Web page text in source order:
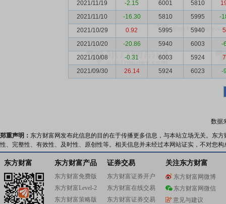
2021/11/19
-2.15 6001 5810
2021/11/10
-16.30 5810 5995
-
2021/10/29
0.92 5995 5940
2021/10/20
-20.86 5940 6003
-
2021/10/08
-0.31 6003 5924
2021/09/30
26.14 5924 6023 -
数据
郑重声明： 东方财富网发布此信息的目的在于传播更多信息，与本站立场无关。东
性、完整性、有效性、及时性、原创性等。相关信息并未经过本网站证实，不对您
东方财富 东方财富产品
东方财富免费版
东方财富Level-2
东方财富策略版
证券交易
东方财富证券开户
东方财富在线交易
东方财富证券交易
关注东方财富
东方财富网微博
东方财富网微信
意见与建议